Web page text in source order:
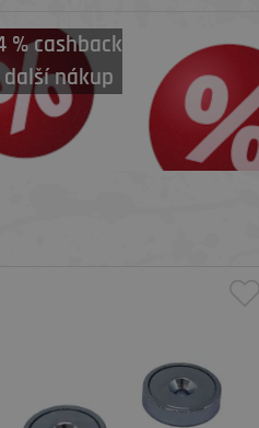
% cashback
nákup